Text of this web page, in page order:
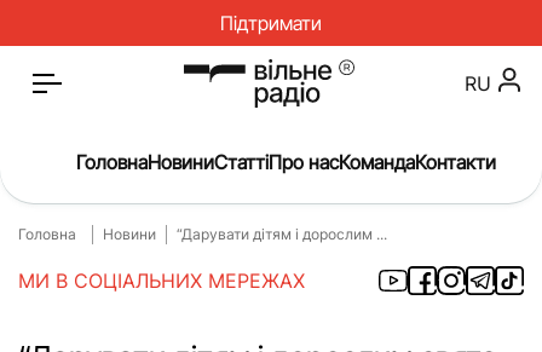
Підтримати
Головна
Новини
Окупація
RU
ГоловнаНовиниСтаттіПро насКомандаКонтакти
Головна Новини “Дарувати дітям і дорослим ...
МИ В СОЦІАЛЬНИХ МЕРЕЖАХ